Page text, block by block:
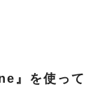
』を使って